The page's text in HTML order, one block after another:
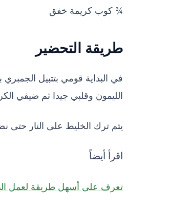
¾ كوب كريمة خفق
طريقة التحضير
في البداية قومي بتتبيل
الليمون وقلبي جيدا ثم ضيفي
يتم ترك الخليط على النار حتى
اقرأ أيضاً
تعرف على أسهل طريقة لعمل